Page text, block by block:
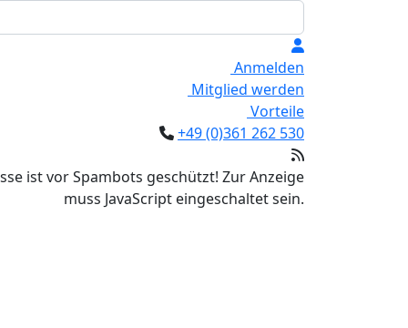
Anmelden
Mitglied werden
Vorteile
+49 (0)361 262 530
ist vor Spambots geschützt! Zur Anzeige
muss JavaScript eingeschaltet sein.